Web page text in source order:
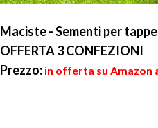
Maciste - Sementi per
OFFERTA 3 CONFEZIONI
Prezzo: in offerta su Amazon